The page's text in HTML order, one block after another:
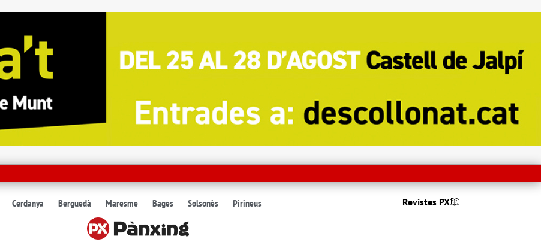
Cerdanya Berguedà Maresme Bages Solsonès Pirineus Revistes PX